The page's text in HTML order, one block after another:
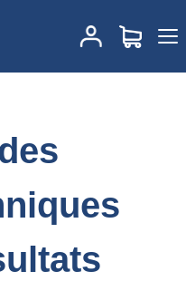
: des progrès techniques
décollent pas